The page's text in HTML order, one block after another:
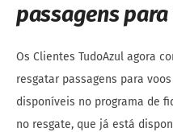
passagens
Os Clientes TudoAzul agora
resgatar passagens para
disponíveis no programa de
no resgate, que já está